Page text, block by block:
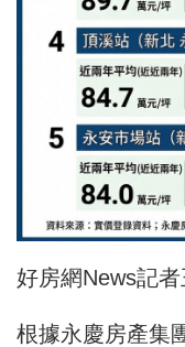
好房網News記
根據永慶房產集